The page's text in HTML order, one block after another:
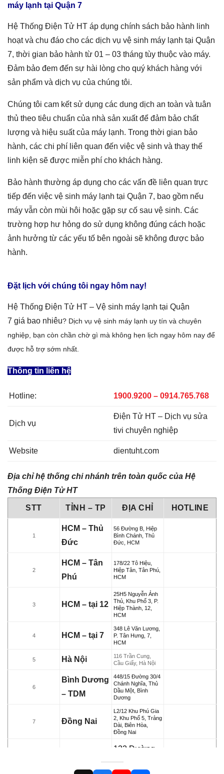
máy lạnh tại Quận 7
Hệ Thống Điện Tử HT áp dụng chính sách bảo hành linh
hoạt và chu đáo cho các dịch vụ vệ sinh máy lạnh tại Quận
7, thời gian bảo hành từ 01 – 03 tháng tùy thuộc vào máy.
Đảm bảo đem đến sự hài lòng cho quý khách hàng với
sản phẩm và dịch vụ của chúng tôi.
Chúng tôi cam kết sử dụng các dung dịch an toàn và tuân
thủ theo tiêu chuẩn của nhà sản xuất để đảm bảo chất
lượng và hiệu suất của máy lạnh. Trong thời gian bảo
hành, các chi phí liên quan đến việc vệ sinh và thay thế
linh kiện sẽ được miễn phí cho khách hàng.
Bảo hành thường áp dụng cho các vấn đề liên quan trực
tiếp đến việc vệ sinh máy lạnh tại Quận 7, bao gồm nếu
máy vẫn còn mùi hôi hoặc gặp sự cố sau vệ sinh. Các
trường hợp hư hỏng do sử dụng không đúng cách hoặc
ảnh hưởng từ các yếu tố bên ngoài sẽ không được bảo
hành.
Đặt lịch với chúng tôi ngay hôm nay!
Hệ Thống Điện Tử HT – Vệ sinh máy lạnh tại Quận
7 giá bao nhiêu? Dịch vụ vệ sinh máy lạnh uy tín và chuyên
nghiệp, bạn còn chần chờ gì mà không hẹn lịch ngay hôm nay để
được hỗ trợ sớm nhất.
Thông tin liên hệ
Hotline: 1900.9200 – 0914.765.768
Dịch vụ
Điện Tử HT – Dịch vụ sửa
tivi chuyên nghiệp
Website dientuht.com
Địa chỉ hệ thống chi nhánh trên toàn quốc của Hệ
Thống Điện Tử HT
STT TỈNH – TP ĐỊA CHỈ HOTLINE
1
HCM – Thủ
Đức
56 Đường B, Hiệp
Bình Chánh, Thủ
Đức, HCM
2
HCM – Tân
Phú
178/22 Tô Hiệu,
Hiệp Tân, Tân Phú,
HCM
3 HCM – tại 12
25H5 Nguyễn Ảnh
Thủ, Khu Phố 3, P.
Hiệp Thành, 12,
HCM
4 HCM – tại 7
348 Lê Văn Lương,
P. Tân Hưng, 7,
HCM
5 Hà Nội
116 Trần Cung,
Cầu Giấy, Hà Nội
6
Bình Dương
– TDM
448/15 Đường 30/4
Chánh Nghĩa, Thủ
Dầu Một, Bình
Dương
7 Đồng Nai
L2/12 Khu Phú Gia
2, Khu Phố 5, Trảng
Dài, Biên Hòa,
Đồng Nai
132 Đường
B25, KĐC